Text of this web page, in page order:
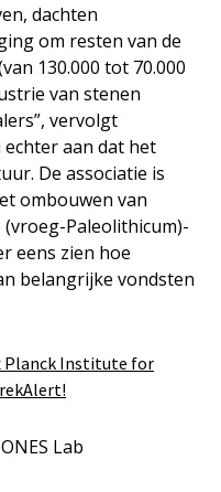
dachten
om resten van de
130.000 tot 70.000
van stenen
vervolgt
aan dat het
De associatie is
ombouwen van
Paleolithicum)-
eens zien hoe
belangrijke vondsten
Planck Institute for
Lab